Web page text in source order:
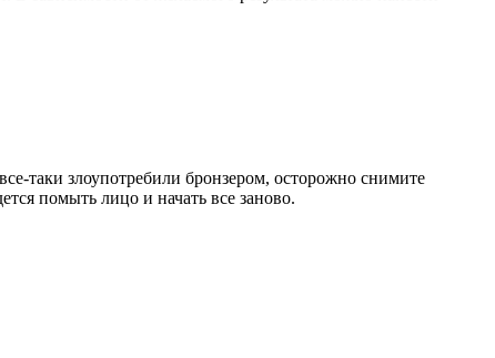
таки злоупотребили бронзером, осторожно снимите
помыть лицо и начать все заново.